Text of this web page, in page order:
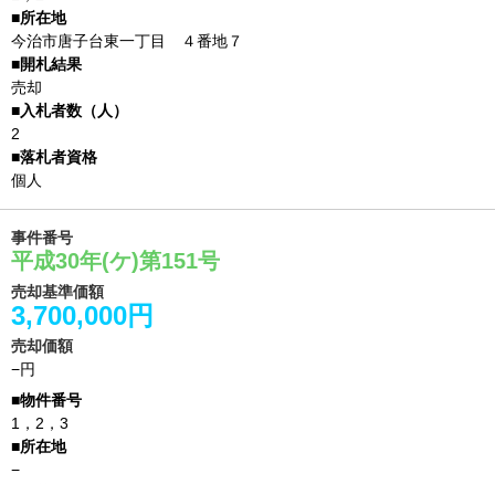
今治市唐子台東一丁目 ４番地７
売却
2
個人
事件番号
平成30年(ケ)第151号
売却基準価額
3,700,000円
売却価額
−円
1，2，3
−